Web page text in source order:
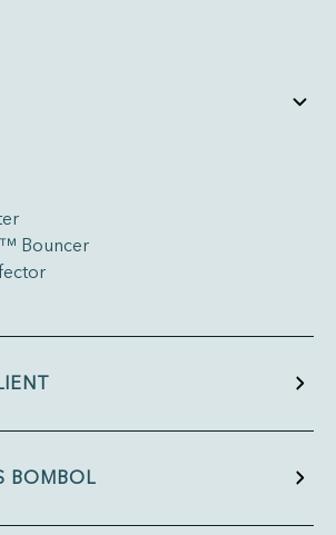
Bouncer
BOMBOL